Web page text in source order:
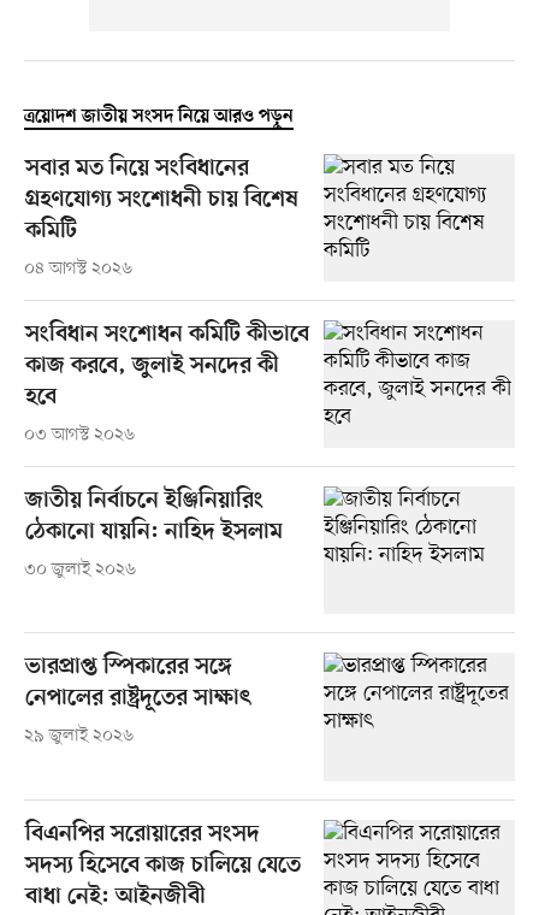
ত্রয়োদশ জাতীয় সংসদ নিয়ে আরও পড়ুন
সবার মত নিয়ে সংবিধানের
গ্রহণযোগ্য সংশোধনী চায় বিশেষ
কমিটি
০৪ আগস্ট ২০২৬
সংবিধান সংশোধন কমিটি কীভাবে
কাজ করবে, জুলাই সনদের কী
হবে
০৩ আগস্ট ২০২৬
জাতীয় নির্বাচনে ইঞ্জি‌নিয়া‌রিং
ঠেকানো যায়নি: না‌হিদ ইসলাম
৩০ জুলাই ২০২৬
ভারপ্রাপ্ত স্পিকারের সঙ্গে
নেপালের রাষ্ট্রদূতের সাক্ষাৎ
২৯ জুলাই ২০২৬
বিএনপির সরোয়ারের সংসদ
সদস্য হিসেবে কাজ চালিয়ে যেতে
বাধা নেই: আইনজীবী